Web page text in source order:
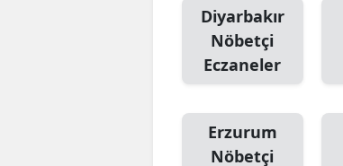
Diyarbakır
Nöbetçi
Eczaneler
Erzurum
Nöbetçi